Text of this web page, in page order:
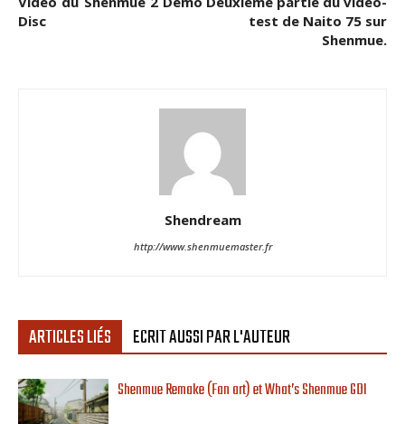
Disc
test de Naito 75 sur
Shenmue.
Shendream
http://www.shenmuemaster.fr
ARTICLES LIÉS ECRIT AUSSI PAR L'AUTEUR
Shenmue Remake (Fan art) et What’s Shenmue GDI